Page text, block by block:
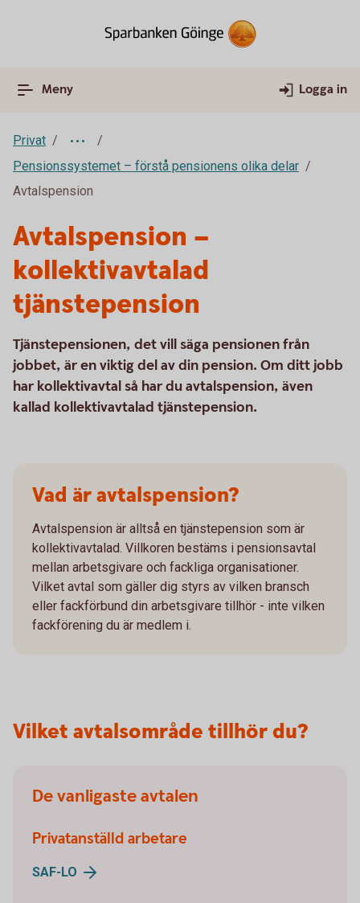
Meny Logga in
Privat
Pensionssystemet – förstå pensionens olika delar
Avtalspension
Avtalspension –
kollektivavtalad
tjänstepension
Tjänstepensionen, det vill säga pensionen från
jobbet, är en viktig del av din pension. Om ditt jobb
har kollektivavtal så har du avtalspension, även
kallad kollektivavtalad tjänstepension.
Vad är avtalspension?
Avtalspension är alltså en tjänstepension som är
kollektivavtalad. Villkoren bestäms i pensionsavtal
mellan arbetsgivare och fackliga organisationer.
Vilket avtal som gäller dig styrs av vilken bransch
eller fackförbund din arbetsgivare tillhör - inte vilken
fackförening du är medlem i.
Vilket avtalsområde tillhör du?
De vanligaste avtalen
Privatanställd arbetare
SAF-LO